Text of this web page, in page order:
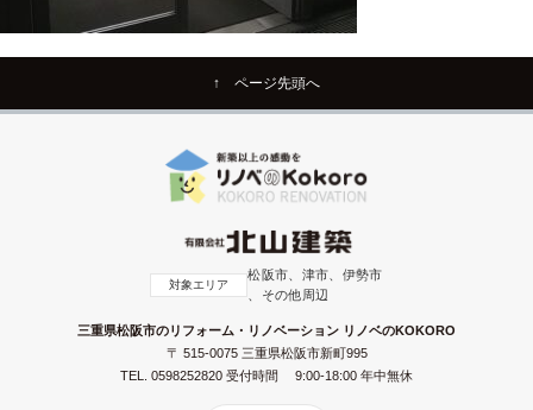
↑ ページ先頭へ
対象エリア
松阪市、津市、伊勢市
、その他周辺
三重県松阪市のリフォーム・リノベーション リノベのKOKORO
〒 515-0075 三重県松阪市新町995
TEL. 0598252820 受付時間 9:00-18:00 年中無休